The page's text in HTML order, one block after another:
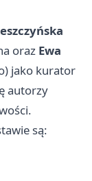
oraz Ewa
jako kurator
autorzy
są: